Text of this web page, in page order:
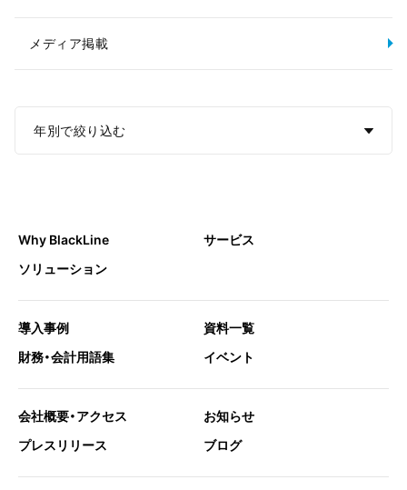
メディア掲載
年別で絞り込む
Why BlackLine
サービス
ソリューション
導入事例
資料一覧
財務・会計用語集
イベント
会社概要・アクセス
お知らせ
プレスリリース
ブログ